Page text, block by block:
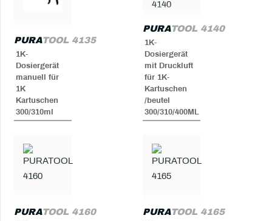
PURATOOL 4135
1K-
Dosiergerät
manuell für
1K
Kartuschen
300/310ml
PURATOOL 4140
1K-
Dosiergerät
mit Druckluft
für 1K-
Kartuschen
/beutel
300/310/400ML
PURATOOL 4160 PURATOOL 4165